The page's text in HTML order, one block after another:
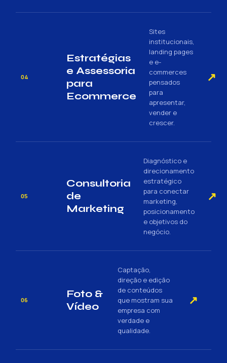
04
Estratégias
e Assessoria
para
Ecommerce
Sites
institucionais,
landing pages
e e-
commerces
pensados
para
apresentar,
vender e
crescer.
↗
05
Consultoria
de
Marketing
Diagnóstico e
direcionamento
estratégico
para conectar
marketing,
posicionamento
e objetivos do
negócio.
↗
06
Foto &
Vídeo
Captação,
direção e edição
de conteúdos
que mostram sua
empresa com
verdade e
qualidade.
↗